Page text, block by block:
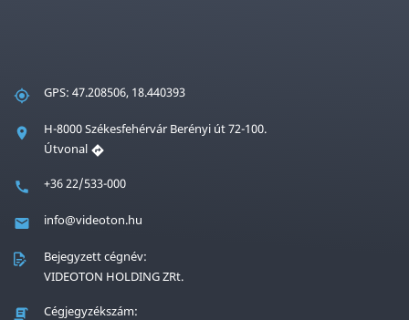
GPS: 47.208506, 18.440393
H-8000 Székesfehérvár Berényi út 72-100.
Útvonal
+36 22/533-000
info@videoton.hu
Bejegyzett cégnév:
VIDEOTON HOLDING ZRt.
Cégjegyzékszám: